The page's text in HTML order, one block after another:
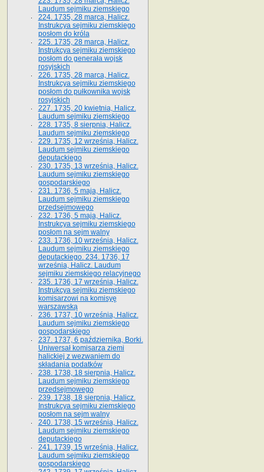
Laudum sejmiku ziemskiego
224. 1735, 28 marca, Halicz.
Instrukcya sejmiku ziemskiego
posłom do króla
225. 1735, 28 marca, Halicz.
Instrukcya sejmiku ziemskiego
posłom do generała wojsk
rosyjskich
226. 1735, 28 marca, Halicz.
Instrukcya sejmiku ziemskiego
posłom do pułkownika wojsk
rosyjskich
227. 1735, 20 kwietnia, Halicz.
Laudum sejmiku ziemskiego
228. 1735, 8 sierpnia, Halicz.
Laudum sejmiku ziemskiego
229. 1735, 12 września, Halicz.
Laudum sejmiku ziemskiego
deputackiego
230. 1735, 13 września, Halicz.
Laudum sejmiku ziemskiego
gospodarskiego
231. 1736, 5 maja, Halicz.
Laudum sejmiku ziemskiego
przedsejmowego
232. 1736, 5 maja, Halicz.
Instrukcya sejmiku ziemskiego
posłom na sejm walny
233. 1736, 10 września, Halicz.
Laudum sejmiku ziemskiego
deputackiego. 234. 1736, 17
września, Halicz. Laudum
sejmiku ziemskiego relacyjnego
235. 1736, 17 września, Halicz.
Instrukcya sejmiku ziemskiego
komisarzowi na komisyę
warszawską
236. 1737, 10 września, Halicz.
Laudum sejmiku ziemskiego
gospodarskiego
237. 1737, 6 października, Borki.
Uniwersał komisarza ziemi
halickiej z wezwaniem do
składania podatków
238. 1738, 18 sierpnia, Halicz.
Laudum sejmiku ziemskiego
przedsejmowego
239. 1738, 18 sierpnia, Halicz.
Instrukcya sejmiku ziemskiego
posłom na sejm walny
240. 1738, 15 września, Halicz.
Laudum sejmiku ziemskiego
deputackiego
241. 1739, 15 września, Halicz.
Laudum sejmiku ziemskiego
gospodarskiego